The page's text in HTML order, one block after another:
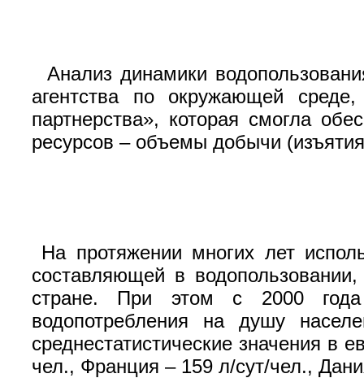
Анализ динамики
агентства по окружающей
партнерства», которая смогла
ресурсов – объемы добычи
На протяжении многих лет
составляющей в
стране. При этом с 2000 года
водопотребления на душу
среднестатистические значения в
чел., Франция – 159 л/сут/чел.,